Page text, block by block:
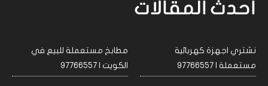
احدث المقالات
نشتري اجهزة كهربائية
مستعملة | 97766557
مطابخ مستعملة للبيع في
الكويت | 97766557